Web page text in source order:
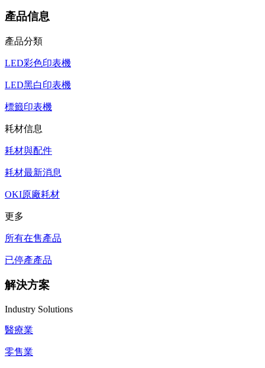
產品信息
產品分類
LED彩色印表機
LED黑白印表機
標籤印表機
耗材信息
耗材與配件
耗材最新消息
OKI原廠耗材
更多
所有在售產品
已停產產品
解決方案
Industry Solutions
醫療業
零售業